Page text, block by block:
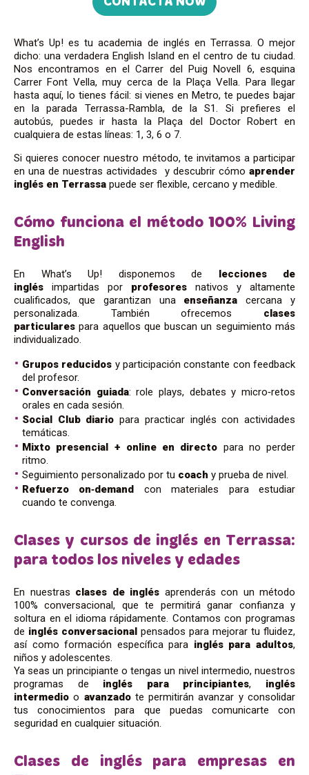
CONTACTA NOW
What’s Up! es tu academia de inglés en Terrassa. O mejor
dicho: una verdadera English Island en el centro de tu ciudad.
Nos encontramos en el Carrer del Puig Novell 6, esquina
Carrer Font Vella, muy cerca de la Plaça Vella. Para llegar
hasta aquí, lo tienes fácil: si vienes en Metro, te puedes bajar
en la parada Terrassa-Rambla, de la S1. Si prefieres el
autobús, puedes ir hasta la Plaça del Doctor Robert en
cualquiera de estas líneas: 1, 3, 6 o 7.
Si quieres conocer nuestro método, te invitamos a participar
en una de nuestras actividades y descubrir cómo aprender
inglés en Terrassa puede ser flexible, cercano y medible.
Cómo funciona el método 100% Living
English
En What’s Up! disponemos de
lecciones de
inglés impartidas por profesores nativos y altamente
cualificados, que garantizan una enseñanza cercana y
personalizada. También ofrecemos clases
particulares para aquellos que buscan un seguimiento más
individualizado.
Grupos reducidos y participación constante con feedback
del profesor.
Conversación guiada: role plays, debates y micro‑retos
orales en cada sesión.
Social Club diario para practicar inglés con actividades
temáticas.
Mixto presencial + online en directo para no perder
ritmo.
Seguimiento personalizado por tu coach y prueba de nivel.
Refuerzo on‑demand
con materiales para estudiar
cuando te convenga.
Clases y cursos de inglés en Terrassa:
para todos los niveles y edades
En nuestras clases de inglés aprenderás con un método
100% conversacional, que te permitirá ganar confianza y
soltura en el idioma rápidamente. Contamos con programas
de inglés conversacional pensados para mejorar tu fluidez,
así como formación específica para inglés para adultos,
niños y adolescentes.
Ya seas un principiante o tengas un nivel intermedio, nuestros
programas de inglés para principiantes, inglés
intermedio o avanzadote permitirán avanzar y consolidar
tus conocimientos para que puedas comunicarte con
seguridad en cualquier situación.
Clases de inglés para empresas en